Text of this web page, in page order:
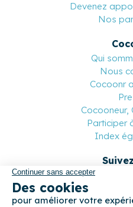
Devenez
Nos
Qui
Nous
Cocoonr
Cocooneur,
Participer
Index